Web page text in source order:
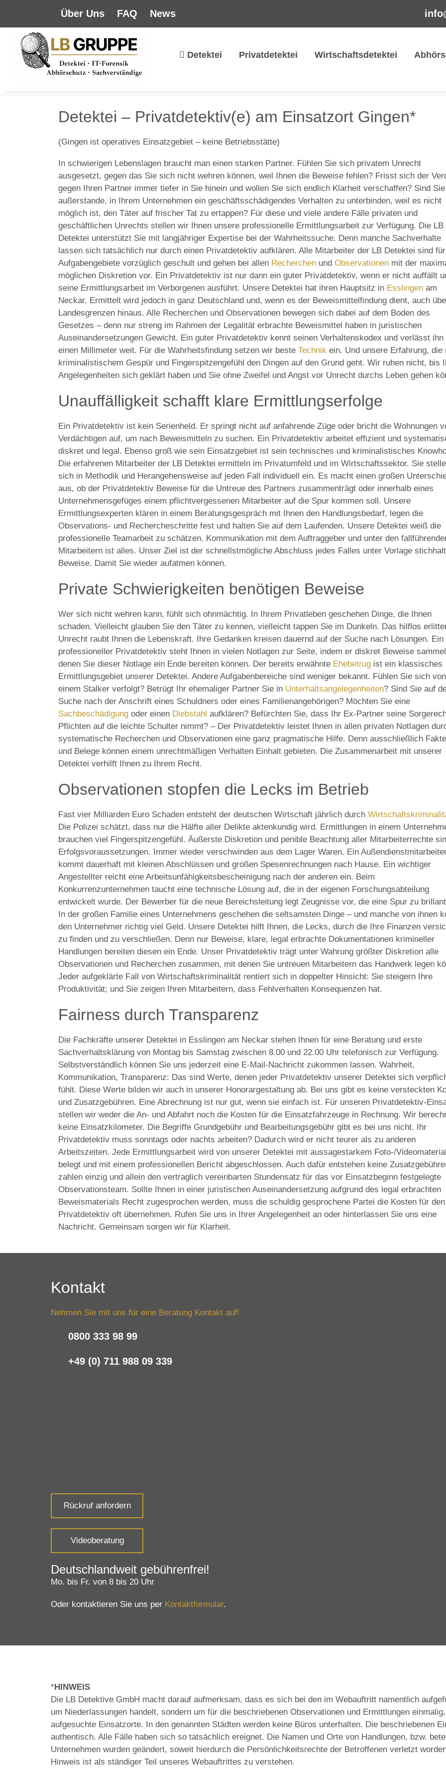
Über Uns FAQ News
Detektei Privatdetektei Wirtschaftsdetektei
Detektei – Privatdetektiv(e) am Einsatzort Gingen*
(Gingen ist operatives Einsatzgebiet – keine Betriebsstätte)
In schwierigen Lebenslagen braucht man einen starken Partner. Fühlen Sie sich privatem Unrecht
ausgesetzt, gegen das Sie sich nicht wehren können, weil Ihnen die Beweise fehlen? Frisst sich der
gegen Ihren Partner immer tiefer in Sie hinein und wollen Sie sich endlich Klarheit verschaffen? Sind Sie
außerstande, in Ihrem Unternehmen ein geschäftsschädigendes Verhalten zu unterbinden, weil es nicht
möglich ist, den Täter auf frischer Tat zu ertappen? Für diese und viele andere Fälle privaten und
geschäftlichen Unrechts stellen wir Ihnen unsere professionelle Ermittlungsarbeit zur Verfügung. Die LB
Detektei unterstützt Sie mit langjähriger Expertise bei der Wahrheitssuche. Denn manche Sachverhalte
lassen sich tatsächlich nur durch einen Privatdetektiv aufklären. Alle Mitarbeiter der LB Detektei sind
Aufgabengebiete vorzüglich geschult und gehen bei allen Recherchen und Observationen mit der
möglichen Diskretion vor. Ein Privatdetektiv ist nur dann ein guter Privatdetektiv, wenn er nicht auffällt
seine Ermittlungsarbeit im Verborgenen ausführt. Unsere Detektei hat ihren Hauptsitz in Esslingen am
Neckar. Ermittelt wird jedoch in ganz Deutschland und, wenn es der Beweismittelfindung dient, auch
Landesgrenzen hinaus. Alle Recherchen und Observationen bewegen sich dabei auf dem Boden des
Gesetzes – denn nur streng im Rahmen der Legalität erbrachte Beweismittel haben in juristischen
Auseinandersetzungen Gewicht. Ein guter Privatdetektiv kennt seinen Verhaltenskodex und verlässt ihn
einen Millimeter weit. Für die Wahrheitsfindung setzen wir beste Technik ein. Und unsere Erfahrung, die
kriminalistischem Gespür und Fingerspitzengefühl den Dingen auf den Grund geht. Wir ruhen nicht, bis
Angelegenheiten sich geklärt haben und Sie ohne Zweifel und Angst vor Unrecht durchs Leben gehen
Unauffälligkeit schafft klare Ermittlungserfolge
Ein Privatdetektiv ist kein Serienheld. Er springt nicht auf anfahrende Züge oder bricht die Wohnungen
Verdächtigen auf, um nach Beweismitteln zu suchen. Ein Privatdetektiv arbeitet effizient und
diskret und legal. Ebenso groß wie sein Einsatzgebiet ist sein technisches und kriminalistisches
Die erfahrenen Mitarbeiter der LB Detektei ermitteln im Privatumfeld und im Wirtschaftssektor. Sie
sich in Methodik und Herangehensweise auf jeden Fall individuell ein. Es macht einen großen
aus, ob der Privatdetektiv Beweise für die Untreue des Partners zusammenträgt oder innerhalb eines
Unternehmensgefüges einem pflichtvergessenen Mitarbeiter auf die Spur kommen soll. Unsere
Ermittlungsexperten klären in einem Beratungsgespräch mit Ihnen den Handlungsbedarf, legen die
Observations- und Rechercheschritte fest und halten Sie auf dem Laufenden. Unsere Detektei weiß die
professionelle Teamarbeit zu schätzen. Kommunikation mit dem Auftraggeber und unter den
Mitarbeitern ist alles. Unser Ziel ist der schnellstmögliche Abschluss jedes Falles unter Vorlage
Beweise. Damit Sie wieder aufatmen können.
Private Schwierigkeiten benötigen Beweise
Wer sich nicht wehren kann, fühlt sich ohnmächtig. In Ihrem Privatleben geschehen Dinge, die Ihnen
schaden. Vielleicht glauben Sie den Täter zu kennen, vielleicht tappen Sie im Dunkeln. Das hilflos
Unrecht raubt Ihnen die Lebenskraft. Ihre Gedanken kreisen dauernd auf der Suche nach Lösungen. Ein
professioneller Privatdetektiv steht Ihnen in vielen Notlagen zur Seite, indem er diskret Beweise
denen Sie dieser Notlage ein Ende bereiten können. Der bereits erwähnte Ehebetrug ist ein klassisches
Ermittlungsgebiet unserer Detektei. Andere Aufgabenbereiche sind weniger bekannt. Fühlen Sie sich von
einem Stalker verfolgt? Betrügt Ihr ehemaliger Partner Sie in Unterhaltsangelegenheiten? Sind Sie auf
Suche nach der Anschrift eines Schuldners oder eines Familienangehörigen? Möchten Sie eine
Sachbeschädigung oder einen Diebstahl aufklären? Befürchten Sie, dass Ihr Ex-Partner seine
Pflichten auf die leichte Schulter nimmt? – Der Privatdetektiv leistet Ihnen in allen privaten Notlagen
systematische Recherchen und Observationen eine ganz pragmatische Hilfe. Denn ausschließlich
und Belege können einem unrechtmäßigen Verhalten Einhalt gebieten. Die Zusammenarbeit mit unserer
Detektei verhilft Ihnen zu Ihrem Recht.
Observationen stopfen die Lecks im Betrieb
Fast vier Milliarden Euro Schaden entsteht der deutschen Wirtschaft jährlich durch
Die Polizei schätzt, dass nur die Hälfte aller Delikte aktenkundig wird. Ermittlungen in einem
brauchen viel Fingerspitzengefühl. Äußerste Diskretion und penible Beachtung aller Mitarbeiterrechte
Erfolgsvoraussetzungen. Immer wieder verschwinden aus dem Lager Waren. Ein
kommt dauerhaft mit kleinen Abschlüssen und großen Spesenrechnungen nach Hause. Ein wichtiger
Angestellter reicht eine Arbeitsunfähigkeitsbescheinigung nach der anderen ein. Beim
Konkurrenzunternehmen taucht eine technische Lösung auf, die in der eigenen Forschungsabteilung
entwickelt wurde. Der Bewerber für die neue Bereichsleitung legt Zeugnisse vor, die eine Spur zu
In der großen Familie eines Unternehmens geschehen die seltsamsten Dinge – und manche von ihnen
den Unternehmer richtig viel Geld. Unsere Detektei hilft Ihnen, die Lecks, durch die Ihre Finanzen
zu finden und zu verschließen. Denn nur Beweise, klare, legal erbrachte Dokumentationen krimineller
Handlungen bereiten diesen ein Ende. Unser Privatdetektiv trägt unter Wahrung größter Diskretion alle
Observationen und Recherchen zusammen, mit denen Sie untreuen Mitarbeitern das Handwerk legen
Jeder aufgeklärte Fall von Wirtschaftskriminalität rentiert sich in doppelter Hinsicht: Sie steigern Ihre
Produktivität; und Sie zeigen Ihren Mitarbeitern, dass Fehlverhalten Konsequenzen hat.
Fairness durch Transparenz
Die Fachkräfte unserer Detektei in Esslingen am Neckar stehen Ihnen für eine Beratung und erste
Sachverhaltsklärung von Montag bis Samstag zwischen 8.00 und 22.00 Uhr telefonisch zur Verfügung.
Selbstverständlich können Sie uns jederzeit eine E-Mail-Nachricht zukommen lassen. Wahrheit,
Kommunikation, Transparenz: Das sind Werte, denen jeder Privatdetektiv unserer Detektei sich
fühlt. Diese Werte bilden wir auch in unserer Honorargestaltung ab. Bei uns gibt es keine versteckten
und Zusatzgebühren. Eine Abrechnung ist nur gut, wenn sie einfach ist. Für unseren Privatdetektiv-
stellen wir weder die An- und Abfahrt noch die Kosten für die Einsatzfahrzeuge in Rechnung. Wir
keine Einsatzkilometer. Die Begriffe Grundgebühr und Bearbeitungsgebühr gibt es bei uns nicht. Ihr
Privatdetektiv muss sonntags oder nachts arbeiten? Dadurch wird er nicht teurer als zu anderen
Arbeitszeiten. Jede Ermittlungsarbeit wird von unserer Detektei mit aussagestarkem Foto-/Videomaterial
belegt und mit einem professionellen Bericht abgeschlossen. Auch dafür entstehen keine
zahlen einzig und allein den vertraglich vereinbarten Stundensatz für das vor Einsatzbeginn festgelegte
Observationsteam. Sollte Ihnen in einer juristischen Auseinandersetzung aufgrund des legal erbrachten
Beweismaterials Recht zugesprochen werden, muss die schuldig gesprochene Partei die Kosten für den
Privatdetektiv oft übernehmen. Rufen Sie uns in Ihrer Angelegenheit an oder hinterlassen Sie uns eine
Nachricht. Gemeinsam sorgen wir für Klarheit.
Kontakt
Nehmen Sie mit uns für eine Beratung Kontakt auf!
0800 333 98 99
+49 (0) 711 988 09 339
Rückruf anfordern
Videoberatung
Deutschlandweit gebührenfrei!
Mo. bis Fr. von 8 bis 20 Uhr
Oder kontaktieren Sie uns per Kontaktformular.
*HINWEIS
Die LB Detektive GmbH macht darauf aufmerksam, dass es sich bei den im Webauftritt namentlich
um Niederlassungen handelt, sondern um für die beschriebenen Observationen und Ermittlungen
aufgesuchte Einsatzorte. In den genannten Städten werden keine Büros unterhalten. Die beschriebenen
authentisch. Alle Fälle haben sich so tatsächlich ereignet. Die Namen und Orte von Handlungen, bzw.
Unternehmen wurden geändert, soweit hierdurch die Persönlichkeitsrechte der Betroffenen verletzt
Hinweis ist als ständiger Teil unseres Webauftrittes zu verstehen.